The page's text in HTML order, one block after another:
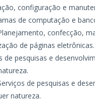
configuração e
de computação e
confecção,
de páginas eletrônicas.
de pesquisas e
de pesquisas e
natureza.